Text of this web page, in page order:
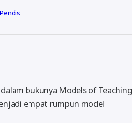
bukunya Models of Teaching
empat rumpun model